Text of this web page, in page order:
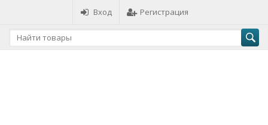
Вход Регистрация